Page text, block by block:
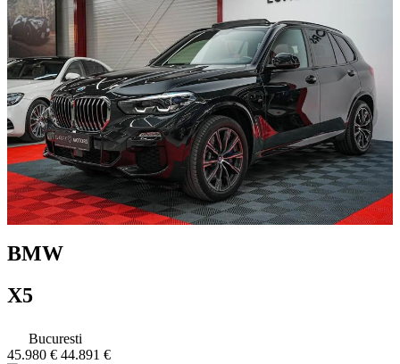
BMW
X5
Bucuresti
45.980 € 44.891 €